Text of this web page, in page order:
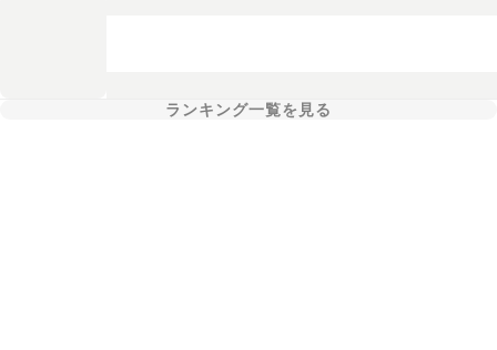
ランキング一覧を見る